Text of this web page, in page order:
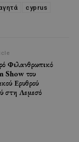
cyprus
Φιλανθρωπικό
Show του
Ερυθρού
στη Λεμεσό